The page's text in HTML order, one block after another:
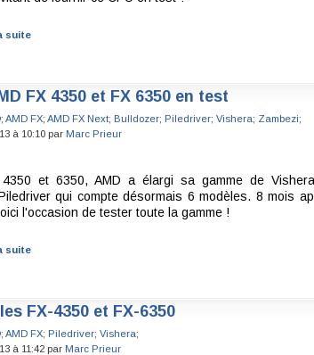
suite
FX 4350 et FX 6350 en test
; AMD FX; AMD FX Next; Bulldozer; Piledriver; Vishera; Zambezi;
à 10:10 par Marc Prieur
et 6350, AMD a élargi sa gamme de
qui compte désormais 6 modèles. 8 mois
l'occasion de tester toute la gamme !
suite
FX-4350 et FX-6350
; AMD FX; Piledriver; Vishera;
à 11:42 par Marc Prieur